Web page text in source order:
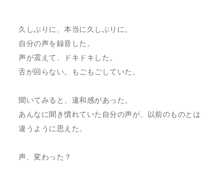
久しぶりに、本当に久しぶりに。
自分の声を録音した。
声が震えて、ドキドキした。
舌が回らない。もごもごしていた。
聞いてみると、違和感があった。
あんなに聞き慣れていた自分の声が、以前のものとは
違うように思えた。
声、変わった？